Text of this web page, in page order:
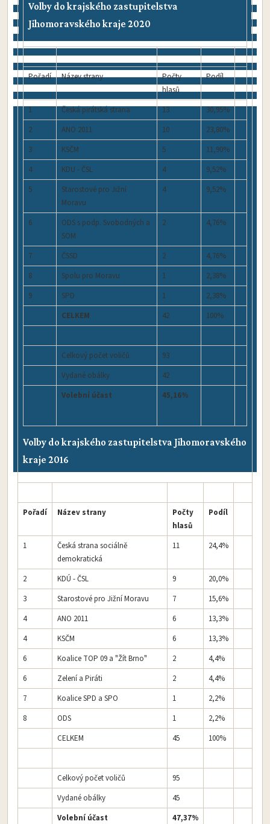
Volby do krajského zastupitelstva
Jihomoravského kraje 2020
Pořadí Název strany
Počty
hlasů
Podíl
1 Česká pirátská strana 13
30,95%
2
ANO 2011 10
23,80%
3
KSČM 5
11,90%
4
KDU - ČSL 4
9,52%
5
Starostové pro Jižní
Moravu
4 9,52%
6
ODS s podp. Svobodných a
SOM
2 4,76%
7 ČSSD 2
4,76%
8
Spolu pro Moravu 1
2,38%
9
SPD 1
2,38%
CELKEM
42 100%
Celkový počet voličů
93
Vydané obálky
42
Volební účast
45,16%
Volby do krajského zastupitelstva Jihomoravského
kraje 2016
Pořadí Název strany
Počty
hlasů
Podíl
1
Česká strana sociálně
demokratická
11 24,4%
2 KDÚ - ČSL 9
20,0%
3
Starostové pro Jižní Moravu 7
15,6%
4
ANO 2011 6
13,3%
4
KSČM 6
13,3%
6
Koalice TOP 09 a "Žít Brno" 2
4,4%
6
Zelení a Piráti 2
4,4%
7
Koalice SPD a SPO 1
2,2%
8
ODS 1
2,2%
CELKEM
45 100%
Celkový počet voličů
95
Vydané obálky
45
Volební účast
47,37%